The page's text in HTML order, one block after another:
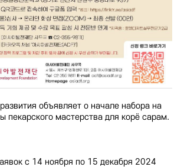
объявляет о начале набора на
пекарского мастерства для корё сарам.
с 14 ноября по 15 декабря 2024